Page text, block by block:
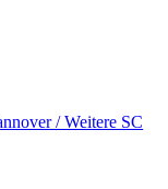
/ Weitere SC